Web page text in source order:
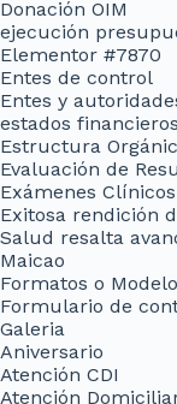
Donación OIM
ejecución
Elementor #7870
Entes de control
Entes y
estados financieros
Estructura
Evaluación de
Exámenes Clínicos
Exitosa rendición
Salud resalta
Maicao
Formatos o
Formulario de
Galeria
Aniversario
Atención CDI
Atención